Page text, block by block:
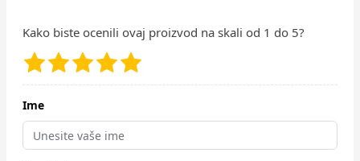
Kako biste ocenili ovaj proizvod na skali od 1 do 5?
Ime